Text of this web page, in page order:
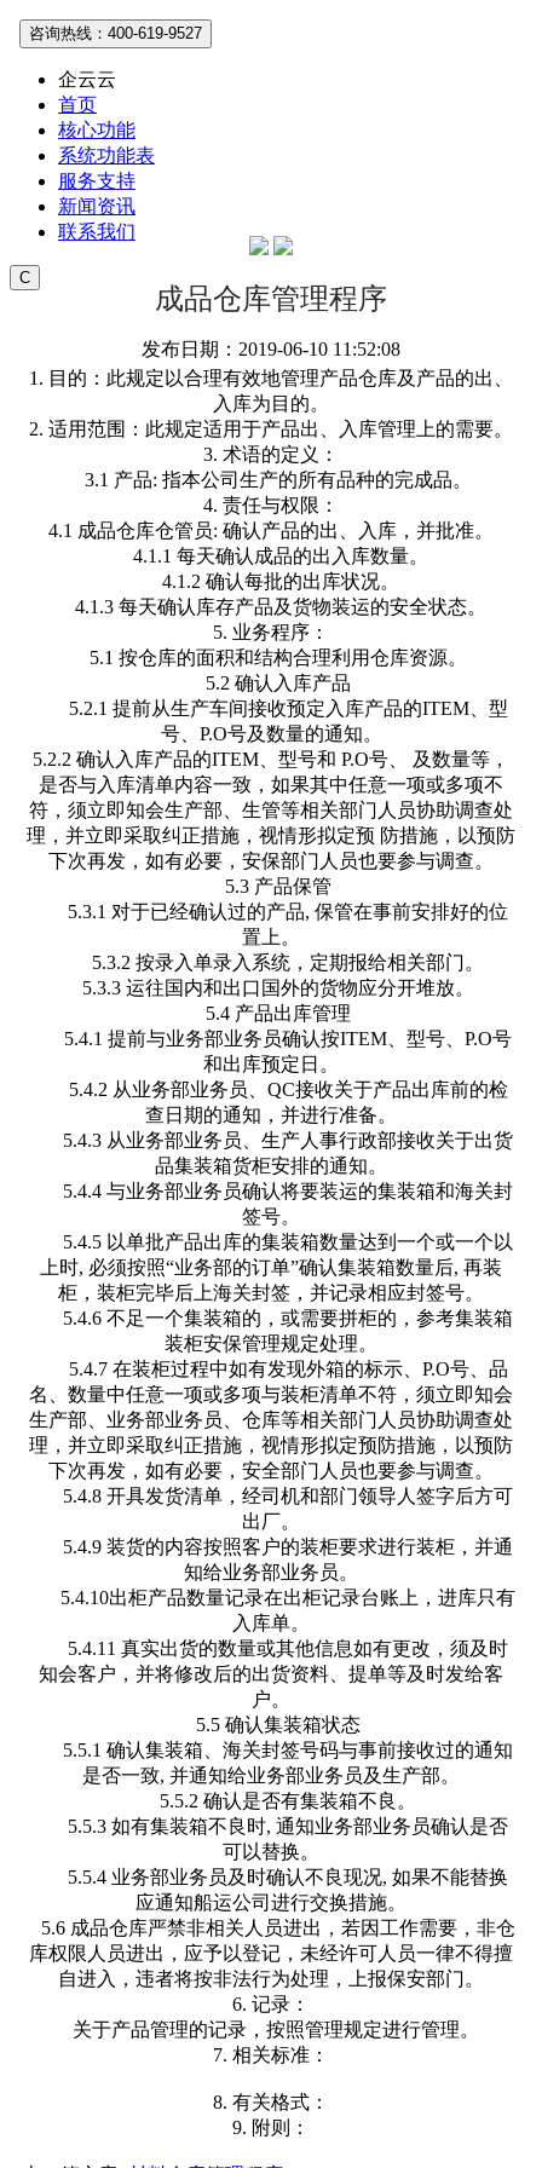
咨询热线：400-619-9527
企云云
首页
核心功能
系统功能表
服务支持
新闻资讯
联系我们
C
成品仓库管理程序
发布日期：2019-06-10 11:52:08
1. 目的：此规定以合理有效地管理产品仓库及产品的出、
入库为目的。
2. 适用范围：此规定适用于产品出、入库管理上的需要。
3. 术语的定义：
3.1 产品: 指本公司生产的所有品种的完成品。
4. 责任与权限：
4.1 成品仓库仓管员: 确认产品的出、入库，并批准。
4.1.1 每天确认成品的出入库数量。
4.1.2 确认每批的出库状况。
4.1.3 每天确认库存产品及货物装运的安全状态。
5. 业务程序：
5.1 按仓库的面积和结构合理利用仓库资源。
5.2 确认入库产品
5.2.1 提前从生产车间接收预定入库产品的ITEM、型
号、P.O号及数量的通知。
5.2.2 确认入库产品的ITEM、型号和 P.O号、 及数量等，
是否与入库清单内容一致，如果其中任意一项或多项不
符，须立即知会生产部、生管等相关部门人员协助调查处
理，并立即采取纠正措施，视情形拟定预 防措施，以预防
下次再发，如有必要，安保部门人员也要参与调查。
5.3 产品保管
5.3.1 对于已经确认过的产品, 保管在事前安排好的位
置上。
5.3.2 按录入单录入系统，定期报给相关部门。
5.3.3 运往国内和出口国外的货物应分开堆放。
5.4 产品出库管理
5.4.1 提前与业务部业务员确认按ITEM、型号、P.O号
和出库预定日。
5.4.2 从业务部业务员、QC接收关于产品出库前的检
查日期的通知，并进行准备。
5.4.3 从业务部业务员、生产人事行政部接收关于出货
品集装箱货柜安排的通知。
5.4.4 与业务部业务员确认将要装运的集装箱和海关封
签号。
5.4.5 以单批产品出库的集装箱数量达到一个或一个以
上时, 必须按照“业务部的订单”确认集装箱数量后, 再装
柜，装柜完毕后上海关封签，并记录相应封签号。
5.4.6 不足一个集装箱的，或需要拼柜的，参考集装箱
装柜安保管理规定处理。
5.4.7 在装柜过程中如有发现外箱的标示、P.O号、品
名、数量中任意一项或多项与装柜清单不符，须立即知会
生产部、业务部业务员、仓库等相关部门人员协助调查处
理，并立即采取纠正措施，视情形拟定预防措施，以预防
下次再发，如有必要，安全部门人员也要参与调查。
5.4.8 开具发货清单，经司机和部门领导人签字后方可
出厂。
5.4.9 装货的内容按照客户的装柜要求进行装柜，并通
知给业务部业务员。
5.4.10出柜产品数量记录在出柜记录台账上，进库只有
入库单。
5.4.11 真实出货的数量或其他信息如有更改，须及时
知会客户，并将修改后的出货资料、提单等及时发给客
户。
5.5 确认集装箱状态
5.5.1 确认集装箱、海关封签号码与事前接收过的通知
是否一致, 并通知给业务部业务员及生产部。
5.5.2 确认是否有集装箱不良。
5.5.3 如有集装箱不良时, 通知业务部业务员确认是否
可以替换。
5.5.4 业务部业务员及时确认不良现况, 如果不能替换
应通知船运公司进行交换措施。
5.6 成品仓库严禁非相关人员进出，若因工作需要，非仓
库权限人员进出，应予以登记，未经许可人员一律不得擅
自进入，违者将按非法行为处理，上报保安部门。
6. 记录：
关于产品管理的记录，按照管理规定进行管理。
7. 相关标准：
8. 有关格式：
9. 附则：